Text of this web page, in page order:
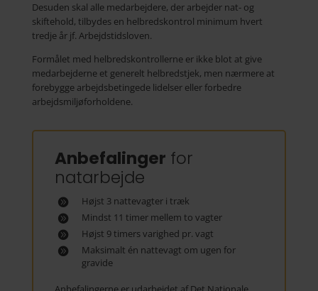
Desuden skal alle medarbejdere, der arbejder nat- og
skiftehold, tilbydes en helbredskontrol minimum hvert
tredje år jf. Arbejdstidsloven.
Formålet med helbredskontrollerne er ikke blot at give
medarbejderne et generelt helbredstjek, men nærmere at
forebygge arbejdsbetingede lidelser eller forbedre
arbejdsmiljøforholdene.
Anbefalinger for
natarbejde
Højst 3 nattevagter i træk
Mindst 11 timer mellem to vagter
Højst 9 timers varighed pr. vagt
Maksimalt én nattevagt om ugen for
gravide